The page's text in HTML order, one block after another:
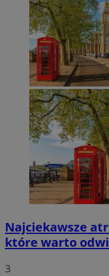
Najciekawsze
które warto
3